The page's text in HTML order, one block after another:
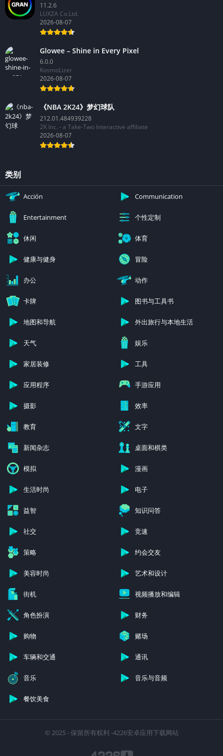
11.2.6
LUXZA Co.Ltd.
2026-08-07
Glowee – Shine in Every Pixel
6.0.0
KosmoLizer
2026-08-07
《NBA 2K24》梦幻球队
212.01.484939228
2K Inc. - a Take-Two Interactive affiliate
2026-08-07
类别
Acción Communication
Entertainment 个性定制
休闲 体育
健康与健身 冒险
办公 动作
卡牌 图书与工具书
地图和导航 外出旅行与本地生活
天气 娱乐
家居装修 工具
应用程序 手游应用
摄影 效率
教育 文字
新闻杂志 桌面和棋类
模拟 漫画
生活时尚 电子
益智 知识问答
社交 竞速
策略 约会交友
美容时尚 艺术和设计
街机 视频播放和编辑
角色扮演 财务
购物 赌场
车辆和交通 通讯
音乐 音乐与音频
餐饮美食
© 2025 - 保留所有权利 -4226安卓应用下载网站